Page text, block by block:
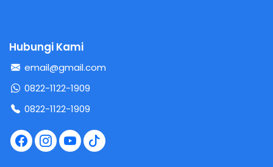
Hubungi Kami
email@gmail.com
0822-1122-1909
0822-1122-1909